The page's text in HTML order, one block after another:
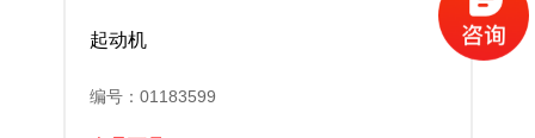
起动机
编号：01183599